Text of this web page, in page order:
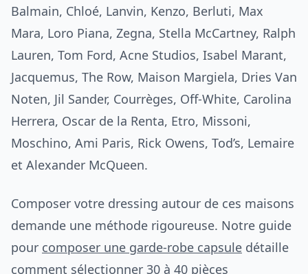
Balmain, Chloé, Lanvin, Kenzo, Berluti, Max
Mara, Loro Piana, Zegna, Stella McCartney, Ralph
Lauren, Tom Ford, Acne Studios, Isabel Marant,
Jacquemus, The Row, Maison Margiela, Dries Van
Noten, Jil Sander, Courrèges, Off-White, Carolina
Herrera, Oscar de la Renta, Etro, Missoni,
Moschino, Ami Paris, Rick Owens, Tod’s, Lemaire
et Alexander McQueen.
Composer votre dressing autour de ces maisons
demande une méthode rigoureuse. Notre guide
pour composer une garde-robe capsule détaille
comment sélectionner 30 à 40 pièces